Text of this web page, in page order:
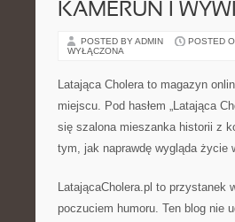
KAMERUN I
POSTED BY ADMIN POSTED
WYŁĄCZONA
Latająca Cholera to magazyn
miejscu. Pod hasłem „Latająca
się szalona mieszanka historii z
tym, jak naprawdę wygląda życie
LatającaCholera.pl to przystanek
poczuciem humoru. Ten blog nie